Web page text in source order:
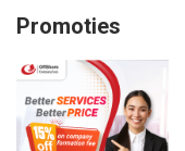
Promoties